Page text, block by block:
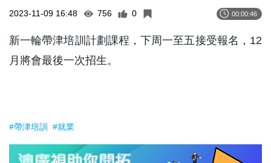
2023-11-09 16:48 756 0 00:00:46
新一輪帶津培訓計劃課程，下周一至五接受報名，12
月將會最後一次招生。
#帶津培訓 #就業